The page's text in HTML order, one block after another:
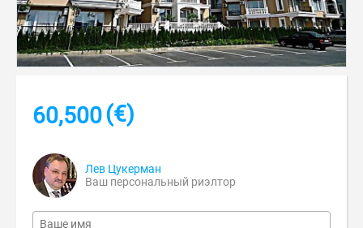
60,500(€)
Лев Цукерман
Ваш персональный риэлтор